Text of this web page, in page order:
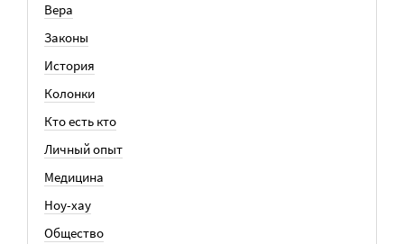
Вера
Законы
История
Колонки
Кто есть кто
Личный опыт
Медицина
Ноу-хау
Общество